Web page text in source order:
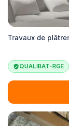
Travaux de
QUALIBAT-RGE